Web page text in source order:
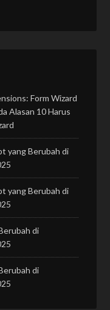
Form Wizard
Alasan 10 Harus
yang Berubah di
yang Berubah di
di
di